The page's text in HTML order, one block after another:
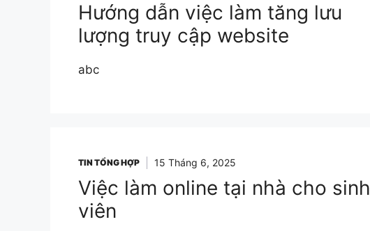
Hướng dẫn việc làm tăng lưu
lượng truy cập website
abc
TIN TỔNG HỢP 15 Tháng 6, 2025
Việc làm online tại nhà cho sinh
viên